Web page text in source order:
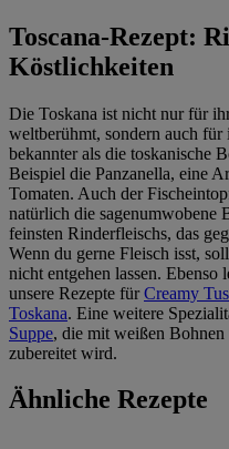
Toscana-Rezept:
Köstlichkeiten
Die Toskana ist nicht nur für
weltberühmt, sondern auch für
bekannter als die toskanische
Beispiel die Panzanella, eine
Tomaten. Auch der
natürlich die sagenumwobene
feinsten Rinderfleischs, das
Wenn du gerne Fleisch isst,
nicht entgehen lassen. Ebenso
unsere Rezepte fürCreamy
Toskana. Eine weitere
Suppe, die mit weißen
zubereitet wird.
Ähnliche Rezepte